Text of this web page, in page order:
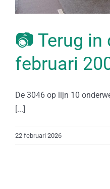
📷 Terug in
februari
De 3046 op lijn 10
[...]
22 februari 2026